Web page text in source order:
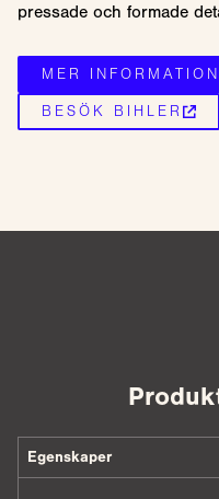
pressade och formade
MER INFORMATION
BESÖK BIHLER
Egenskaper